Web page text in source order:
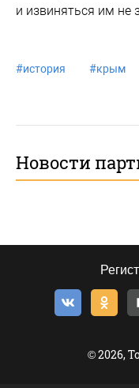
и извиняться им не
#история #крым
Новости
© 2026,